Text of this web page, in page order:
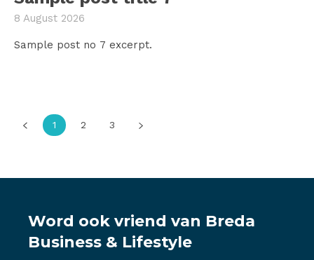
8 August 2026
Sample post no 7 excerpt.
1 2 3
Word ook vriend van Breda
Business & Lifestyle